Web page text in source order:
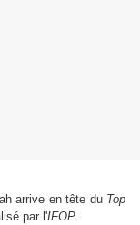
arrive en tête du Top
par l'IFOP.